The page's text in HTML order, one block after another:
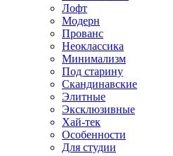
Лофт
Модерн
Прованс
Неоклассика
Минимализм
Под старину
Скандинавские
Элитные
Эксклюзивные
Хай-тек
Особенности
Для студии